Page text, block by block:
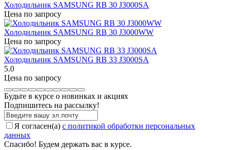
Холодильник SAMSUNG RB 30 J3000SA
Цена по запросу
Холодильник SAMSUNG RB 30 J3000WW
Цена по запросу
Холодильник SAMSUNG RB 33 J3000SA
5.0
Цена по запросу
Будьте в курсе о новинках и акциях
Подпишитесь на рассылкy!
Я согласен(a) с политикой обработки персональных
данных
Спасибо! Будем держать вас в курсе.